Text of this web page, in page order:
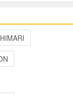
HIMARI